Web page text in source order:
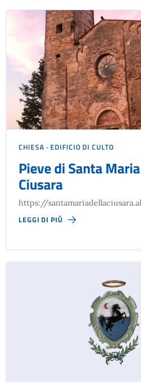
CHIESA -EDIFICIO DI CULTO
Pieve di Santa
Ciusara
https://
LEGGI DI PIÙ